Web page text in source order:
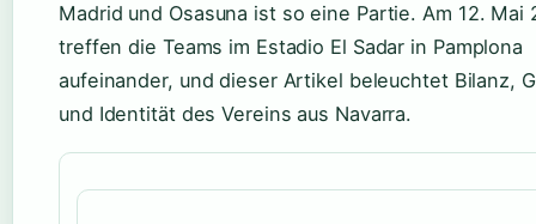
Madrid und Osasuna ist so eine Partie. Am 12. Mai
treffen die Teams im Estadio El Sadar in Pamplona
aufeinander, und dieser Artikel beleuchtet Bilanz,
und Identität des Vereins aus Navarra.